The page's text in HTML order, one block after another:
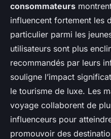
consommateurs
influencent fortement les
particulier parmi les
utilisateurs sont plus
recommandés par leurs
souligne l’impact
le tourisme de luxe. Les
voyage collaborent de
influenceurs pour
promouvoir des